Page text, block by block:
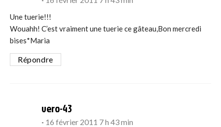
Une tuerie!!!
Wouahh! C’est vraiment une tuerie ce gâteau,Bon mercredi
bises*Maria
Répondre
vero-43
16 février 2011 7 h 43 min